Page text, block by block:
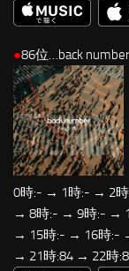
●86位…back
0時:- → 1時:- → 2
→ 8時:- → 9時:- →
→ 15時:- → 16時:-
→ 21時:84 → 22時